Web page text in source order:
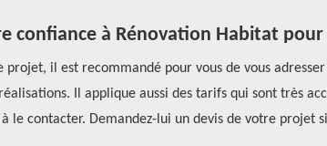
confiance à Rénovation Habitat
il est recommandé pour vous de vous
Il applique aussi des tarifs qui sont très
à le contacter. Demandez-lui un devis de votre projet